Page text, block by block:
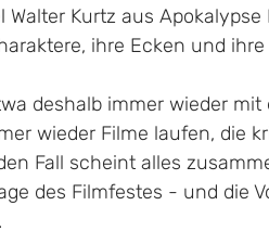
Walter Kurtz aus
ihre Ecken und ihre
deshalb immer wieder mit
wieder Filme laufen, die
Fall scheint alles
des Filmfestes - und die